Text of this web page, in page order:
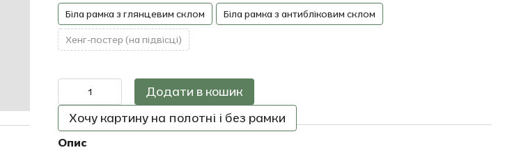
Біла рамка з глянцевим склом Біла рамка з антибліковим склом
Хенг-постер (на підвісці)
Додати в кошик
Хочу картину на полотні і без рамки
Опис